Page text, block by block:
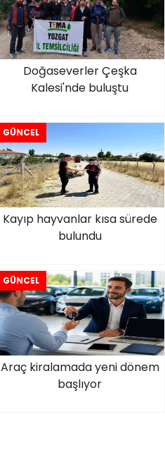
Doğaseverler Çeşka
Kalesi'nde buluştu
GÜNCEL
Kayıp hayvanlar kısa sürede
bulundu
GÜNCEL
Araç kiralamada yeni dönem
başlıyor